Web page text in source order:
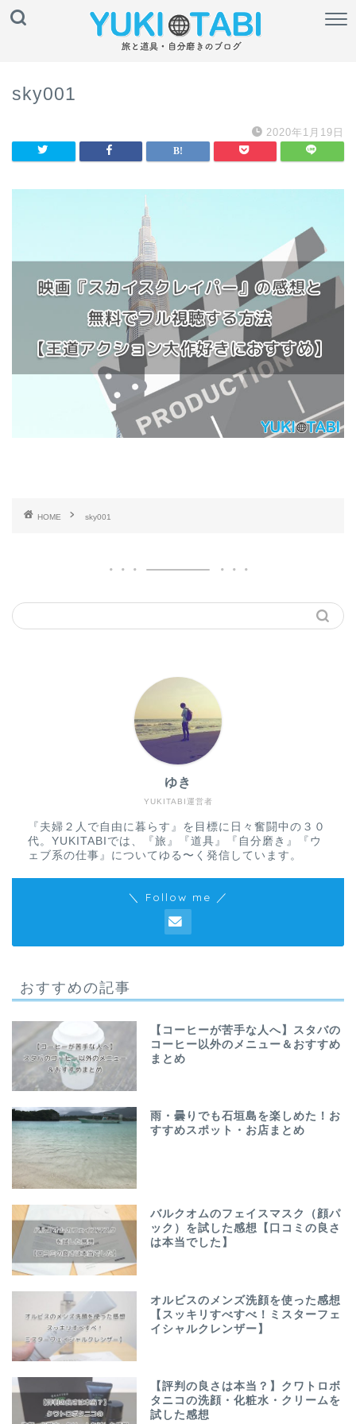
sky001
2020年1月19日
HOME sky001
YUKITABI運営者
ゆき
『夫婦２人で自由に暮らす』を目標に日々奮闘中の３０
代。YUKITABIでは、『旅』『道具』『自分磨き』『ウ
ェブ系の仕事』についてゆる〜く発信しています。
＼ Follow me ／
おすすめの記事
【コーヒーが苦手な人へ】スタバの
コーヒー以外のメニュー＆おすすめ
まとめ
雨・曇りでも石垣島を楽しめた！お
すすめスポット・お店まとめ
バルクオムのフェイスマスク（顔パ
ック）を試した感想【口コミの良さ
は本当でした】
オルビスのメンズ洗顔を使った感想
【スッキリすべすべ！ミスターフェ
イシャルクレンザー】
【評判の良さは本当？】クワトロボ
タニコの洗顔・化粧水・クリームを
試した感想